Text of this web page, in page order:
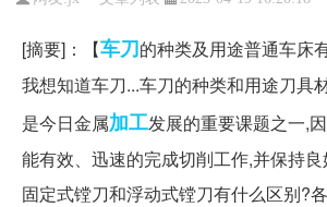
[摘要]：【车刀的种类及用途普通车床
我想知道车刀...车刀的种类和用途刀具
是今日金属加工发展的重要课题之一,
能有效、迅速的完成切削工作,并保持良
固定式镗刀和浮动式镗刀有什么区别?